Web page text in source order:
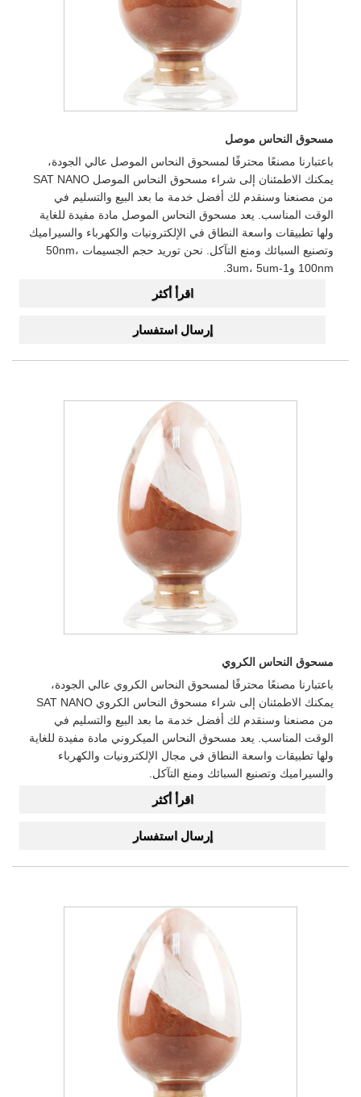
مسحوق النحاس موصل
باعتبارنا مصنعًا محترفًا لمسحوق النحاس الموصل عالي الجودة،
يمكنك الاطمئنان إلى شراء مسحوق النحاس الموصل SAT NANO
من مصنعنا وسنقدم لك أفضل خدمة ما بعد البيع والتسليم في
الوقت المناسب. يعد مسحوق النحاس الموصل مادة مفيدة للغاية
ولها تطبيقات واسعة النطاق في الإلكترونيات والكهرباء والسيراميك
وتصنيع السبائك ومنع التآكل. نحن توريد حجم الجسيمات 50nm،
100nm و1-3um، 5um.
اقرأ أكثر
إرسال استفسار
مسحوق النحاس الكروي
باعتبارنا مصنعًا محترفًا لمسحوق النحاس الكروي عالي الجودة،
يمكنك الاطمئنان إلى شراء مسحوق النحاس الكروي SAT NANO
من مصنعنا وسنقدم لك أفضل خدمة ما بعد البيع والتسليم في
الوقت المناسب. يعد مسحوق النحاس الميكروني مادة مفيدة للغاية
ولها تطبيقات واسعة النطاق في مجال الإلكترونيات والكهرباء
والسيراميك وتصنيع السبائك ومنع التآكل.
اقرأ أكثر
إرسال استفسار